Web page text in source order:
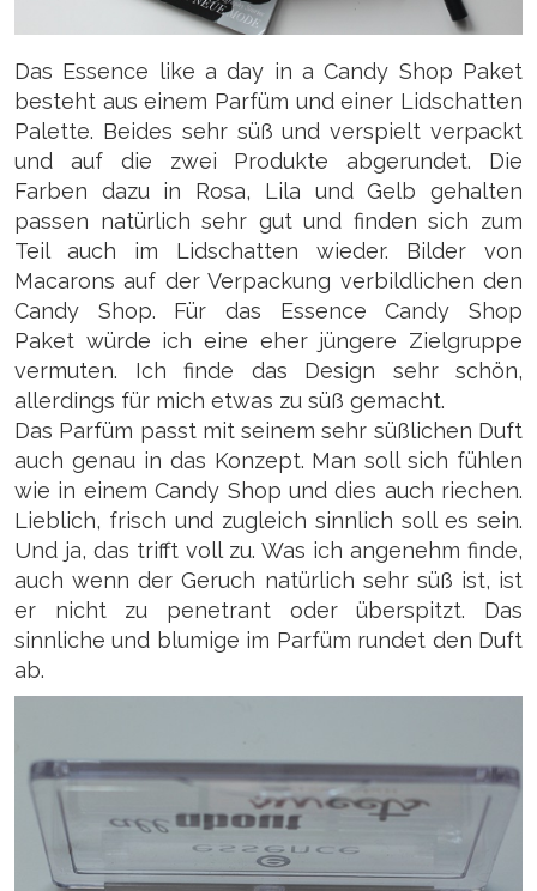
Das Essence like a day in a Candy Shop Paket
besteht aus einem Parfüm und einer Lidschatten
Palette. Beides sehr süß und verspielt verpackt
und auf die zwei Produkte abgerundet. Die
Farben dazu in Rosa, Lila und Gelb gehalten
passen natürlich sehr gut und finden sich zum
Teil auch im Lidschatten wieder. Bilder von
Macarons auf der Verpackung verbildlichen den
Candy Shop. Für das Essence Candy Shop
Paket würde ich eine eher jüngere Zielgruppe
vermuten. Ich finde das Design sehr schön,
allerdings für mich etwas zu süß gemacht.
Das Parfüm passt mit seinem sehr süßlichen Duft
auch genau in das Konzept. Man soll sich fühlen
wie in einem Candy Shop und dies auch riechen.
Lieblich, frisch und zugleich sinnlich soll es sein.
Und ja, das trifft voll zu. Was ich angenehm finde,
auch wenn der Geruch natürlich sehr süß ist, ist
er nicht zu penetrant oder überspitzt. Das
sinnliche und blumige im Parfüm rundet den Duft
ab.